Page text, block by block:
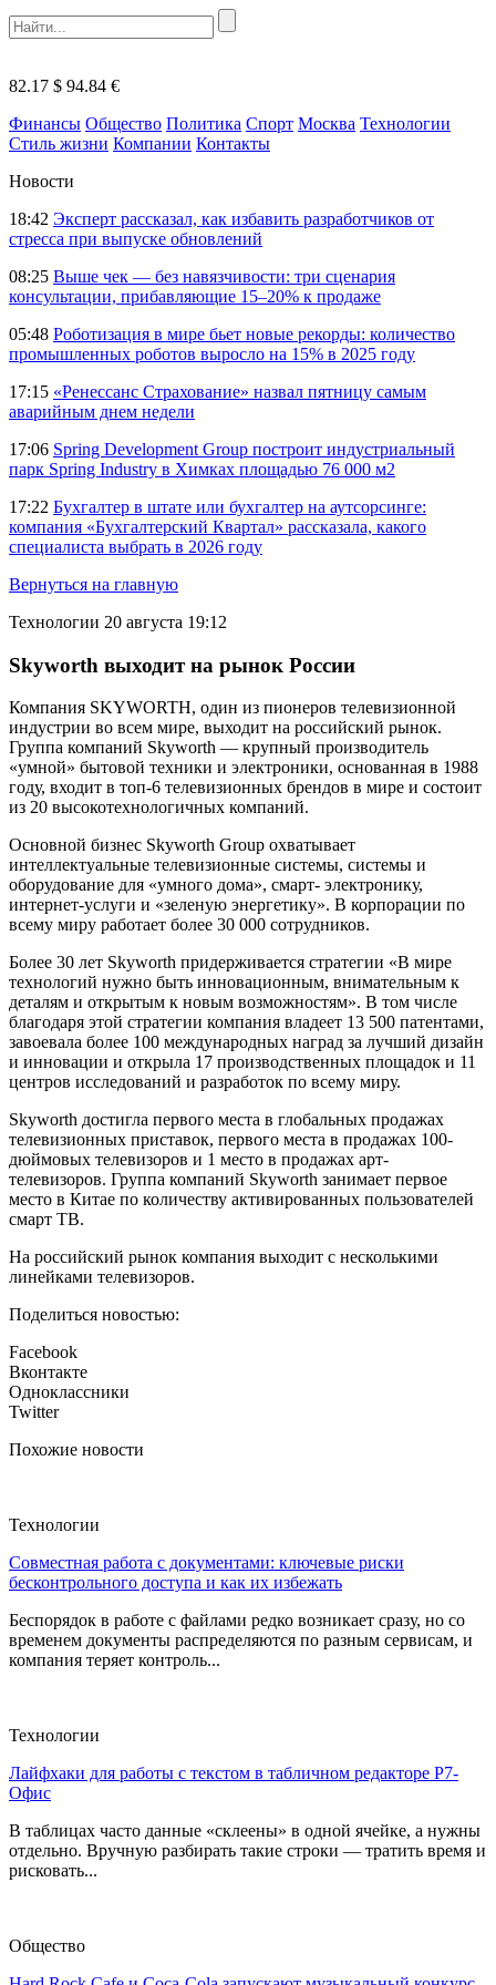
82.17 $ 94.84 €
Финансы Общество Политика Спорт Москва Технологии
Стиль жизни Компании Контакты
Новости
18:42 Эксперт рассказал, как избавить разработчиков от
стресса при выпуске обновлений
08:25 Выше чек — без навязчивости: три сценария
консультации, прибавляющие 15–20% к продаже
05:48 Роботизация в мире бьет новые рекорды: количество
промышленных роботов выросло на 15% в 2025 году
17:15 «Ренессанс Страхование» назвал пятницу самым
аварийным днем недели
17:06 Spring Development Group построит индустриальный
парк Spring Industry в Химках площадью 76 000 м2
17:22 Бухгалтер в штате или бухгалтер на аутсорсинге:
компания «Бухгалтерский Квартал» рассказала, какого
специалиста выбрать в 2026 году
Вернуться на главную
Технологии 20 августа 19:12
Skyworth выходит на рынок России
Компания SKYWORTH, один из пионеров телевизионной
индустрии во всем мире, выходит на российский рынок.
Группа компаний Skyworth — крупный производитель
«умной» бытовой техники и электроники, основанная в 1988
году, входит в топ-6 телевизионных брендов в мире и состоит
из 20 высокотехнологичных компаний.
Основной бизнес Skyworth Group охватывает
интеллектуальные телевизионные системы, системы и
оборудование для «умного дома», смарт- электронику,
интернет-услуги и «зеленую энергетику». В корпорации по
всему миру работает более 30 000 сотрудников.
Более 30 лет Skyworth придерживается стратегии «В мире
технологий нужно быть инновационным, внимательным к
деталям и открытым к новым возможностям». В том числе
благодаря этой стратегии компания владеет 13 500 патентами,
завоевала более 100 международных наград за лучший дизайн
и инновации и открыла 17 производственных площадок и 11
центров исследований и разработок по всему миру.
Skyworth достигла первого места в глобальных продажах
телевизионных приставок, первого места в продажах 100-
дюймовых телевизоров и 1 место в продажах арт-
телевизоров. Группа компаний Skyworth занимает первое
место в Китае по количеству активированных пользователей
смарт ТВ.
На российский рынок компания выходит с несколькими
линейками телевизоров.
Поделиться новостью:
Facebook
Вконтакте
Одноклассники
Twitter
Похожие новости
Технологии
Совместная работа с документами: ключевые риски
бесконтрольного доступа и как их избежать
Беспорядок в работе с файлами редко возникает сразу, но со
временем документы распределяются по разным сервисам, и
компания теряет контроль...
Технологии
Лайфхаки для работы с текстом в табличном редакторе Р7-
Офис
В таблицах часто данные «склеены» в одной ячейке, а нужны
отдельно. Вручную разбирать такие строки — тратить время и
рисковать...
Общество